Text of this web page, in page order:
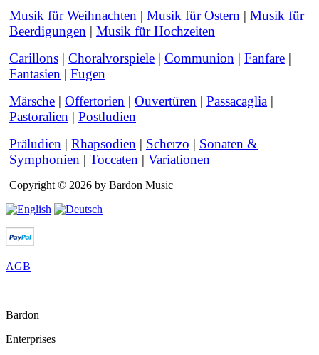
Musik für Weihnachten | Musik für Ostern | Musik für
Beerdigungen | Musik für Hochzeiten
Carillons | Choralvorspiele | Communion | Fanfare |
Fantasien | Fugen
Märsche | Offertorien | Ouvertüren | Passacaglia |
Pastoralien | Postludien
Präludien | Rhapsodien | Scherzo | Sonaten &
Symphonien | Toccaten | Variationen
Copyright © 2026 by Bardon Music
AGB
Bardon
Enterprises